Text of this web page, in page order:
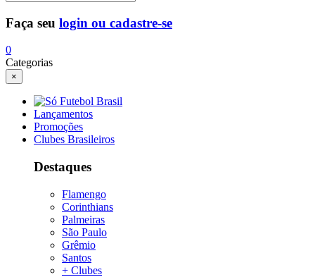
Faça seu login ou cadastre-se
0
Categorias
×
Lançamentos
Promoções
Clubes Brasileiros
Destaques
Flamengo
Corinthians
Palmeiras
São Paulo
Grêmio
Santos
+ Clubes